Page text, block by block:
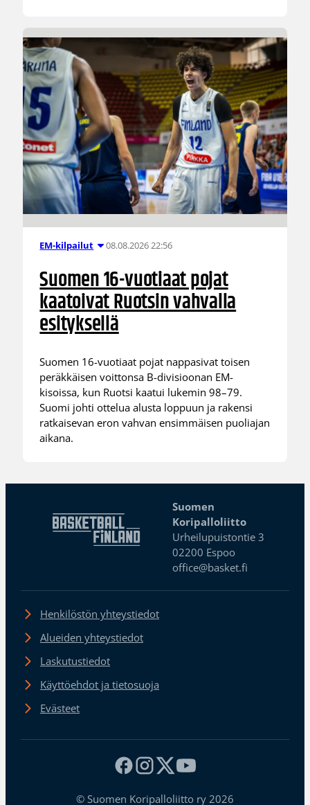
EM-kilpailut 08.08.2026 22:56
Suomen 16-vuotiaat pojat
kaatoivat Ruotsin vahvalla
esityksellä
Suomen 16-vuotiaat pojat nappasivat toisen
peräkkäisen voittonsa B-divisioonan EM-
kisoissa, kun Ruotsi kaatui lukemin 98–79.
Suomi johti ottelua alusta loppuun ja rakensi
ratkaisevan eron vahvan ensimmäisen puoliajan
aikana.
Suomen
Koripalloliitto
Urheilupuistontie 3
02200 Espoo
office@basket.fi
Henkilöstön yhteystiedot
Alueiden yhteystiedot
Laskutustiedot
Käyttöehdot ja tietosuoja
Evästeet
© Suomen Koripalloliitto ry 2026